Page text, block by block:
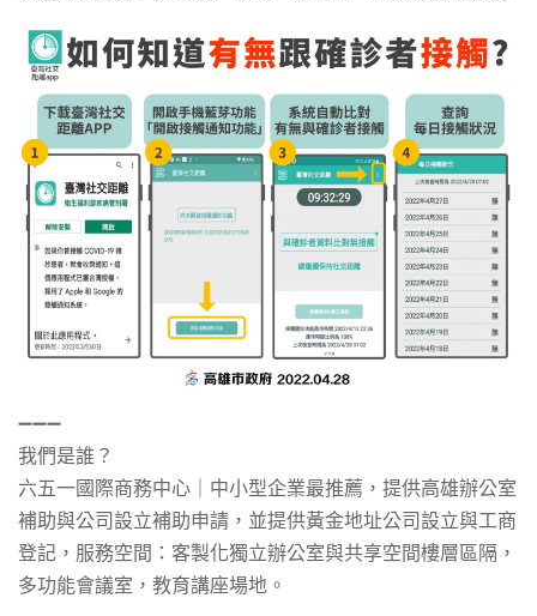
➖➖➖
我們是誰？
六五一國際商務中心｜中小型企業最推薦，提供高雄辦公室
補助與公司設立補助申請，並提供黃金地址公司設立與工商
登記 ，服務空間：客製化獨立辦公室與共享空間樓層區隔，
多功能會議室，教育講座場地。